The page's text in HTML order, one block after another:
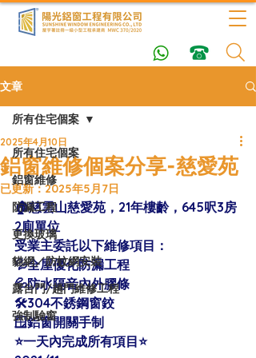
文章
所有住宅個案
鋁窗維修
防漏工程
更換玻璃
貓網／防蚊網安裝
露台門/趟門維修工程
強制驗窗
所有住宅個案
鋁窗維修個案分享-慈愛苑
2025年4月10日
已更新：2025年5月7日
🏠慈雲山慈愛苑，21年樓齡，645呎3房
2廁單位
受業主委託以下維修項目：
💦全屋優化防漏工程
💦防水隔音內外膠條
🛠304不銹鋼窗鉸
🪟鋁窗開關手制
⭐️一天內完成所有項目⭐️